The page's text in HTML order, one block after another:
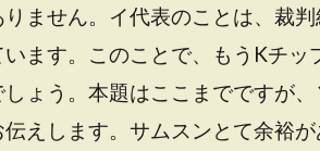
ません。イ代表のことは、裁
ます。このことで、もうKチッ
ょう。本題はここまでですが、
えします。サムスンとて余裕